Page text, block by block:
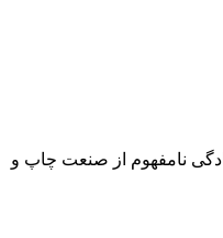
نامفهوم از صنعت چاپ و